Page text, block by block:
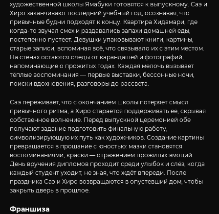
художественной школы Ямабуки готовятся к выпускному. Саэ и
Хиро заканчивают последний учебный год, осознавая, что
привычные будни подходят к концу. Квартира Хидамари, где
когда-то звучал смех и раздавались запахи домашней еды,
постепенно пустеет. Девушки упаковывают книги, картины,
старые записи, вспоминая всё, что связывало их с этим местом.
На стенах остаются следы от карандашей и фотографий,
напоминающие о прожитых годах. Каждая мелочь вызывает
тёплые воспоминания — первые выставки, бессонные ночи,
поиски вдохновения, разговоры до рассвета.
Саэ переживает, что с окончанием школы потеряет смысл
привычного ритма, а Хиро старается поддерживать её, скрывая
собственное волнение. Перед выпускной церемонией обе
получают задание подготовить финальную работу,
символизирующую их путь как художников. Создание картины
превращается в прощание с юностью: мазки становятся
воспоминаниями, краски — отражением прожитых эмоций.
День вручения дипломов проходит среди улыбок и слёз, когда
каждый студент уходит, не зная, что ждёт впереди. После
праздника Саэ и Хиро возвращаются в опустевший дом, чтобы
закрыть дверь в прошлое.
Франшиза